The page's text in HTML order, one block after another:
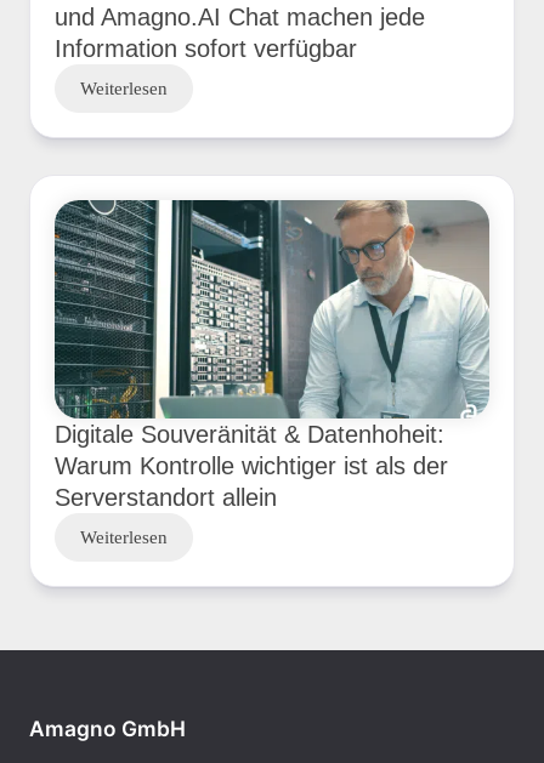
und Amagno.AI Chat machen jede
Information sofort verfügbar
Weiterlesen
Digitale Souveränität & Datenhoheit:
Warum Kontrolle wichtiger ist als der
Serverstandort allein
Weiterlesen
Amagno GmbH